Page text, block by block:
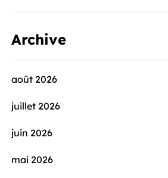
Archive
août 2026
juillet 2026
juin 2026
mai 2026